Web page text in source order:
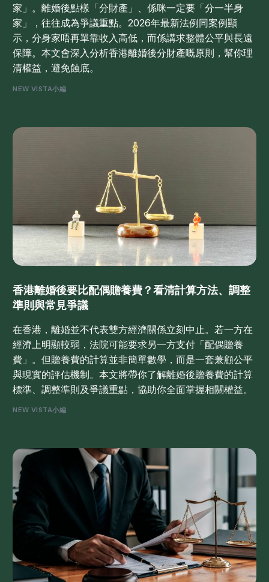
家」。離婚後點樣「分財產」、係咪一定要「分一半身
家」，往往成為爭議重點。2026年最新法例同案例顯
示，分身家唔再單靠收入高低，而係講求整體公平與長遠
保障。本文會深入分析香港離婚後分財產嘅原則，幫你理
清權益，避免蝕底。
NEW VISTA小編
香港離婚後要比配偶贍養費？看清計算方法、調整
準則與常見爭議
在香港，離婚並不代表雙方經濟關係立刻中止。若一方在
經濟上明顯較弱，法院可能要求另一方支付「配偶贍養
費」。但贍養費的計算並非簡單數學，而是一套兼顧公平
與現實的評估機制。本文將帶你了解離婚後贍養費的計算
標準、調整準則及爭議重點，協助你全面掌握相關權益。
NEW VISTA小編